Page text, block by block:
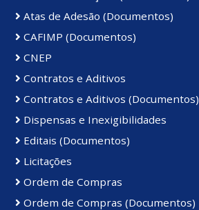
Atas de Adesão (Documentos)
CAFIMP (Documentos)
CNEP
Contratos e Aditivos
Contratos e Aditivos (Documentos)
Dispensas e Inexigibilidades
Editais (Documentos)
Licitações
Ordem de Compras
Ordem de Compras (Documentos)